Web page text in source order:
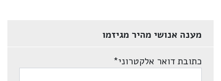
מענה אנושי מהיר מגיזמו
כתובת דואר אלקטרוני*